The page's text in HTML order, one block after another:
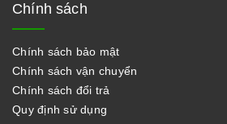
Chính sách
Chính sách bảo mật
Chính sách vận chuyển
Chính sách đổi trả
Quy định sử dụng